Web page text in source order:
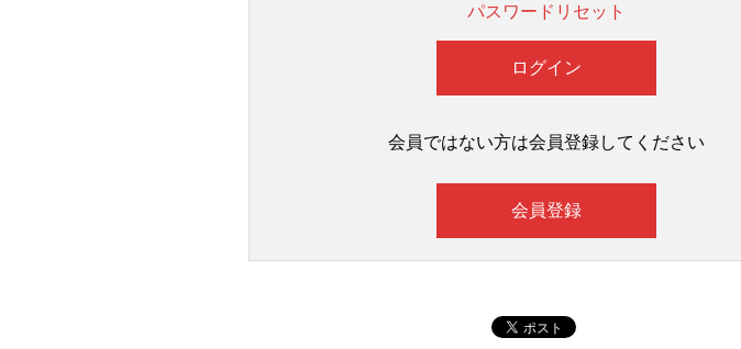
パスワードリセット
会員ではない方は会員登録してください
会員登録